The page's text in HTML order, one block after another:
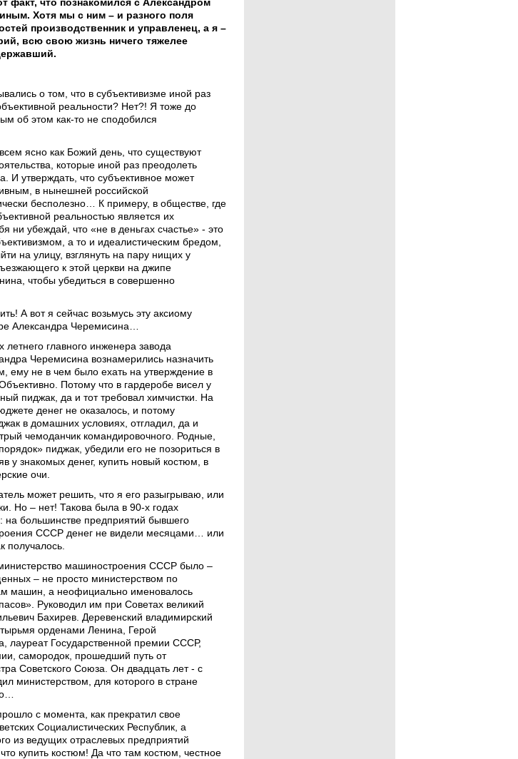
Хотя мы с ним – и разного поля
производственник и управленец, а я –
всю свою жизнь ничего тяжелее
о том, что в субъективизме иной раз
реальности? Нет?! Я тоже до
об этом как-то не сподобился
ясно как Божий день, что существуют
которые иной раз преодолеть
И утверждать, что субъективное может
в нынешней российской
бесполезно… К примеру, в обществе, где
реальностью является их
ни убеждай, что «не в деньгах счастье» - это
а то и идеалистическим бредом,
на улицу, взглянуть на пару нищих у
к этой церкви на джипе
чтобы убедиться в совершенно
А вот я сейчас возьмусь эту аксиому
Александра Черемисина…
главного инженера завода
Черемисина вознамерились назначить
ему не в чем было ехать на утверждение в
Потому что в гардеробе висел у
пиджак, да и тот требовал химчистки. На
денег не оказалось, и потому
в домашних условиях, отгладил, да и
чемоданчик командировочного. Родные,
пиджак, убедили его не позориться в
у знакомых денег, купить новый костюм, в
очи.
может решить, что я его разыгрываю, или
Но – нет! Такова была в 90-х годах
на большинстве предприятий бывшего
СССР денег не видели месяцами… или
получалось.
машиностроения СССР было –
– не просто министерством по
машин, а неофициально именовалось
Руководил им при Советах великий
Бахирев. Деревенский владимирский
орденами Ленина, Герой
лауреат Государственной премии СССР,
самородок, прошедший путь от
Советского Союза. Он двадцать лет - с
министерством, для которого в стране
с момента, как прекратил свое
Социалистических Республик, а
из ведущих отраслевых предприятий
купить костюм! Да что там костюм, честное